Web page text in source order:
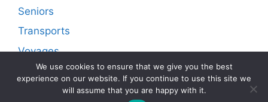
Seniors
Transports
Voyages
© 2026 Diffusion live sur internet d'articles
We use cookies to ensure that we give you the best
experience on our website. If you continue to use this site we
will assume that you are happy with it.